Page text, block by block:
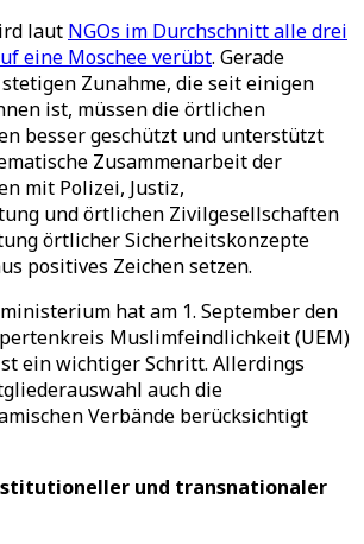
laut NGOs im Durchschnitt alle drei
eine Moschee verübt. Gerade
Zunahme, die seit einigen
ist, müssen die örtlichen
besser geschützt und unterstützt
Zusammenarbeit der
mit Polizei, Justiz,
und örtlichen Zivilgesellschaften
örtlicher Sicherheitskonzepte
positives Zeichen setzen.
hat am 1. September den
Muslimfeindlichkeit (UEM)
ein wichtiger Schritt. Allerdings
auch die
Verbände berücksichtigt
und transnationaler